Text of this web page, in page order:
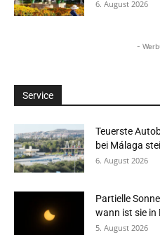
6. August 2026
-
Service
Teuerste
bei Málaga
6. August 2026
Partielle
wann ist sie in
5. August 2026